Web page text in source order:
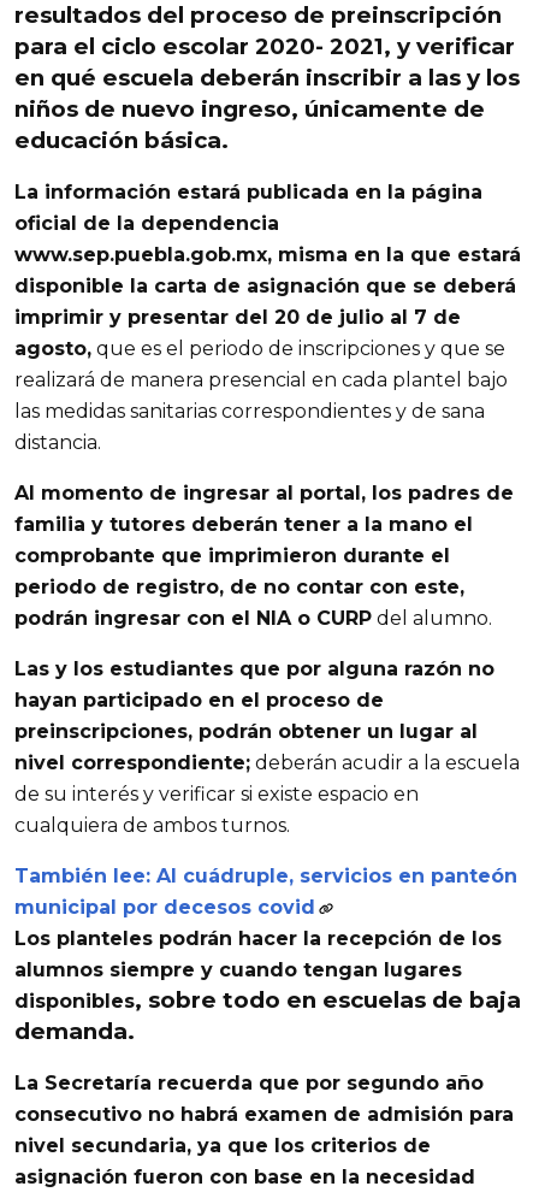
resultados del proceso de preinscripción
para el ciclo escolar 2020- 2021, y verificar
en qué escuela deberán inscribir a las y los
niños de nuevo ingreso, únicamente de
educación básica.
La información estará publicada en la página
oficial de la dependencia
www.sep.puebla.gob.mx, misma en la que estará
disponible la carta de asignación que se deberá
imprimir y presentar del 20 de julio al 7 de
agosto, que es el periodo de inscripciones y que se
realizará de manera presencial en cada plantel bajo
las medidas sanitarias correspondientes y de sana
distancia.
Al momento de ingresar al portal, los padres de
familia y tutores deberán tener a la mano el
comprobante que imprimieron durante el
periodo de registro, de no contar con este,
podrán ingresar con el NIA o CURP del alumno.
Las y los estudiantes que por alguna razón no
hayan participado en el proceso de
preinscripciones, podrán obtener un lugar al
nivel correspondiente; deberán acudir a la escuela
de su interés y verificar si existe espacio en
cualquiera de ambos turnos.
También lee: Al cuádruple, servicios en panteón
municipal por decesos covid
Los planteles podrán hacer la recepción de los
alumnos siempre y cuando tengan lugares
disponibles, sobre todo en escuelas de baja
demanda.
La Secretaría recuerda que por segundo año
consecutivo no habrá examen de admisión para
nivel secundaria, ya que los criterios de
asignación fueron con base en la necesidad